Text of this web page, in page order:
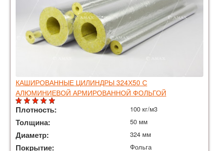
КАШИРОВАННЫЕ ЦИЛИНДРЫ 324Х50 С
АЛЮМИНИЕВОЙ АРМИРОВАННОЙ ФОЛЬГОЙ
Плотность: 100 кг/м3
Толщина: 50 мм
Диаметр: 324 мм
Покрытие: Фольга